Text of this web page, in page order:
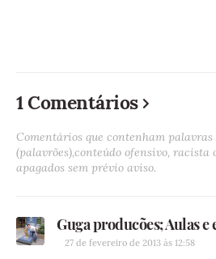
1 Comentários
Comentários que contenham
(palavrões),conteúdo ofensivo, racista
apagados sem prévio aviso.
Guga producões; Aulas
27 de fevereiro de 2013 às 12:58